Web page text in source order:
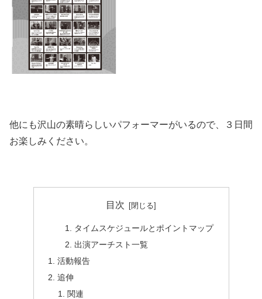
他にも沢山の素晴らしいパフォーマーがいるので、３日間
お楽しみください。
目次
タイムスケジュールとポイントマップ
出演アーチスト一覧
活動報告
追伸
関連